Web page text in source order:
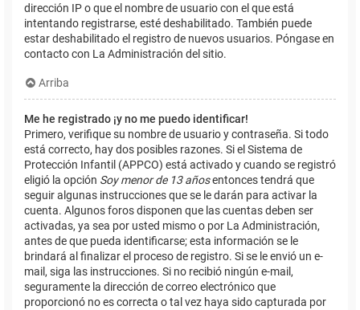
dirección IP o que el nombre de usuario con el que está
intentando registrarse, esté deshabilitado. También puede
estar deshabilitado el registro de nuevos usuarios. Póngase en
contacto con La Administración del sitio.
Arriba
Me he registrado ¡y no me puedo identificar!
Primero, verifique su nombre de usuario y contraseña. Si todo
está correcto, hay dos posibles razones. Si el Sistema de
Protección Infantil (APPCO) está activado y cuando se registró
eligió la opción Soy menor de 13 añosentonces tendrá que
seguir algunas instrucciones que se le darán para activar la
cuenta. Algunos foros disponen que las cuentas deben ser
activadas, ya sea por usted mismo o por La Administración,
antes de que pueda identificarse; esta información se le
brindará al finalizar el proceso de registro. Si se le envió un e-
mail, siga las instrucciones. Si no recibió ningún e-mail,
seguramente la dirección de correo electrónico que
proporcionó no es correcta o tal vez haya sido capturada por